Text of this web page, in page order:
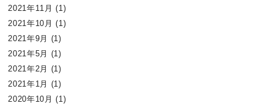
2021年11月 (1)
2021年10月 (1)
2021年9月 (1)
2021年5月 (1)
2021年2月 (1)
2021年1月 (1)
2020年10月 (1)